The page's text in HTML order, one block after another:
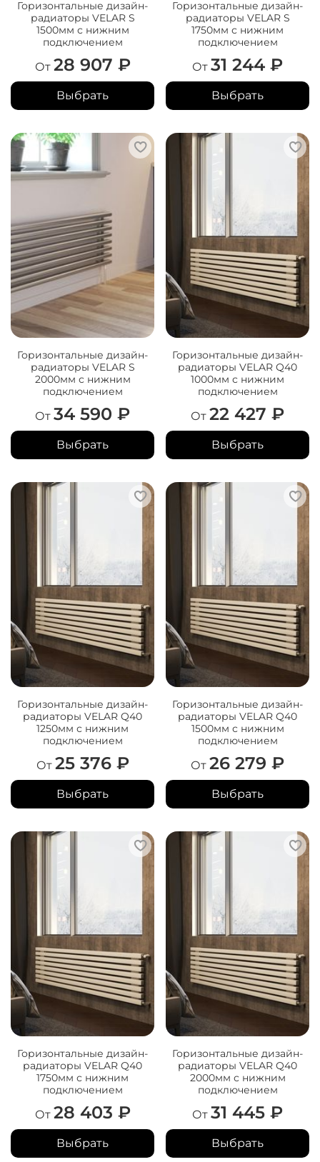
Горизонтальные дизайн-
радиаторы VELAR S
1500мм с нижним
подключением
От 28 907 ₽
Выбрать
Горизонтальные дизайн-
радиаторы VELAR S
1750мм с нижним
подключением
От 31 244 ₽
Выбрать
Горизонтальные дизайн-
радиаторы VELAR S
2000мм с нижним
подключением
От 34 590 ₽
Выбрать
Горизонтальные дизайн-
радиаторы VELAR Q40
1000мм с нижним
подключением
От 22 427 ₽
Выбрать
Горизонтальные дизайн-
радиаторы VELAR Q40
1250мм с нижним
подключением
От 25 376 ₽
Выбрать
Горизонтальные дизайн-
радиаторы VELAR Q40
1500мм с нижним
подключением
От 26 279 ₽
Выбрать
Горизонтальные дизайн-
радиаторы VELAR Q40
1750мм с нижним
подключением
От 28 403 ₽
Выбрать
Горизонтальные дизайн-
радиаторы VELAR Q40
2000мм с нижним
подключением
От 31 445 ₽
Выбрать